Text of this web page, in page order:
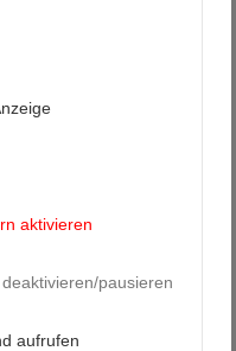
aktivieren
pausieren
aufrufen